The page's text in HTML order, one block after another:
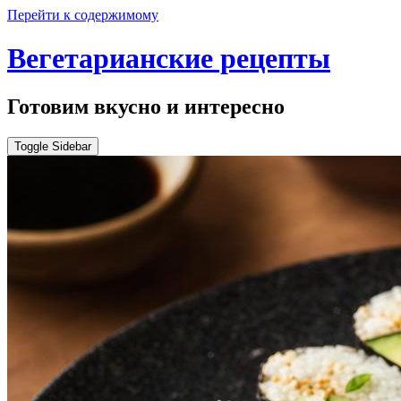
Перейти к содержимому
Вегетарианские рецепты
Готовим вкусно и интересно
Toggle Sidebar